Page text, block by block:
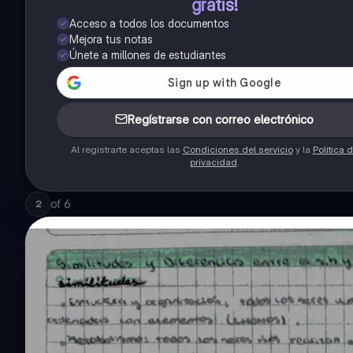
gratis!
Acceso a todos los documentos
Mejora tus notas
Únete a millones de estudiantes
Regístrarse con correo electrónico
Al registrarte aceptas las Condiciones del servicioy la Política
privacidad.
2 of 6